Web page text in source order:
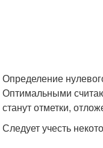
Определение
Оптимальными
станут отметки,
Следует учесть